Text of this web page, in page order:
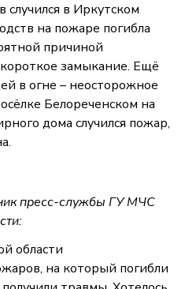
в Иркутском
на пожаре погибла
причиной
короткое замыкание. Ещё
в огне – неосторожное
Белореченском на
дома случился пожар,
пресс-службы ГУ МЧС
области
на который погибли